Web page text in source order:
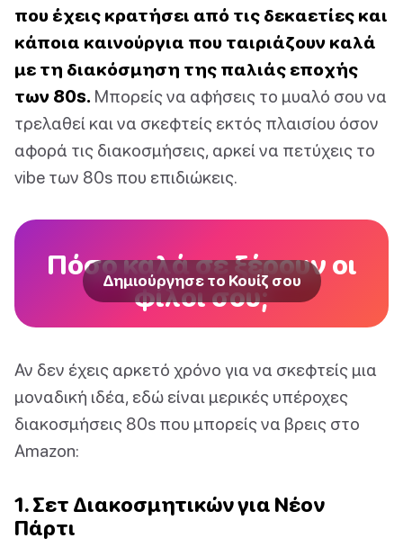
που έχεις κρατήσει από τις δεκαετίες και
κάποια καινούργια που ταιριάζουν καλά
με τη διακόσμηση της παλιάς εποχής
των 80s. Μπορείς να αφήσεις το μυαλό σου να
τρελαθεί και να σκεφτείς εκτός πλαισίου όσον
αφορά τις διακοσμήσεις, αρκεί να πετύχεις το
vibe των 80s που επιδιώκεις.
Πόσο καλά σε ξέρουν οι
φίλοι σου;
Δημιούργησε το Κουίζ σου
Αν δεν έχεις αρκετό χρόνο για να σκεφτείς μια
μοναδική ιδέα, εδώ είναι μερικές υπέροχες
διακοσμήσεις 80s που μπορείς να βρεις στο
Amazon:
1. Σετ Διακοσμητικών για Νέον
Πάρτι